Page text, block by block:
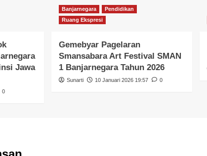
Jawa
0
Banjarnegara
Pendidikan
Ruang Ekspresi
Gemebyar Pagelaran
Smansabara Art Festival SMAN
1 Banjarnegara Tahun 2026
Sunarti 10 Januari 2026 19:57 0